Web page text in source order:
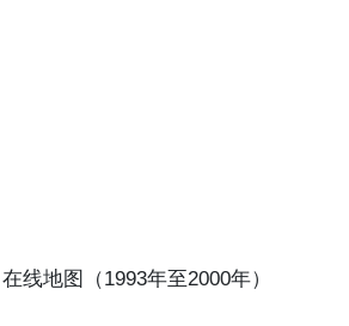
线地图（1993年至2000年）